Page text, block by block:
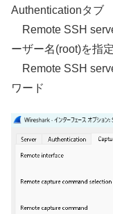
Authenticationタブ
Remote SSH
ーザー名(root)を指
Remote SSH
ワード